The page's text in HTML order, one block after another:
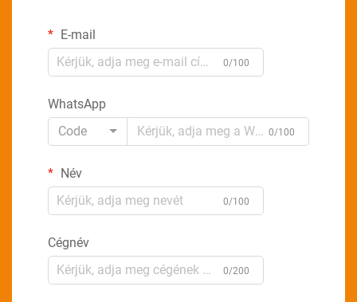
E-mail
0/100
WhatsApp
Code
0/100
Név
0/100
Cégnév
0/200